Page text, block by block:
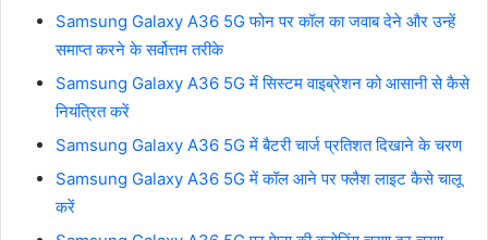
Samsung Galaxy A36 5G फोन पर कॉल का जवाब देने और उन्हें
समाप्त करने के सर्वोत्तम तरीके
Samsung Galaxy A36 5G में सिस्टम वाइब्रेशन को आसानी से कैसे
नियंत्रित करें
Samsung Galaxy A36 5G में बैटरी चार्ज प्रतिशत दिखाने के चरण
Samsung Galaxy A36 5G में कॉल आने पर फ्लैश लाइट कैसे चालू
करें